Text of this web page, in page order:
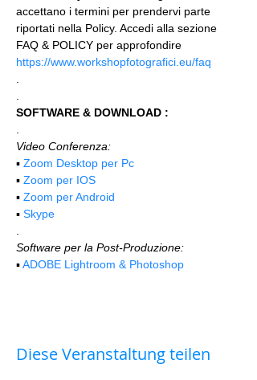
accettano i termini per prendervi parte
riportati nella Policy. Accedi alla sezione
FAQ & POLICY per approfondire
https://www.workshopfotografici.eu/faq
SOFTWARE & DOWNLOAD :
Video Conferenza:
▪️ Zoom Desktop per Pc
▪️ Zoom per IOS
▪️ Zoom per Android
▪️ Skype
Software per la Post-Produzione:
▪️ ADOBE Lightroom & Photoshop
Diese Veranstaltung teilen